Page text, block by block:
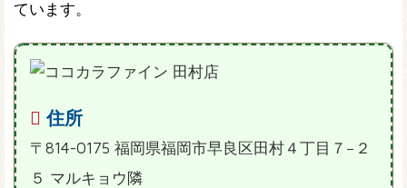
ています。
住所
〒814-0175 福岡県福岡市早良区田村４丁目７−２
５ マルキョウ隣